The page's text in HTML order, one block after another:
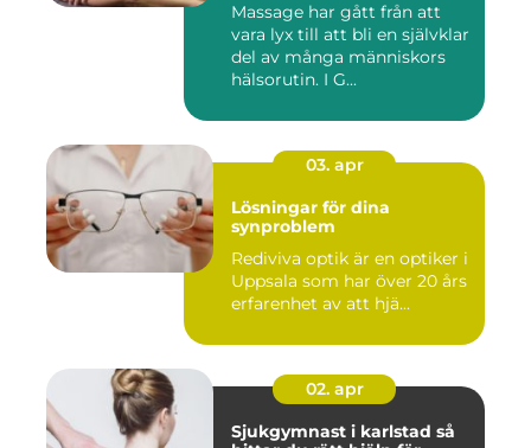
Massage har gått från att
vara lyx till att bli en självklar
del av många människors
hälsorutin. I G...
03. apr
Lösningar för dina
synproblem
Rediviva optik är en optiker i
Uppsala som har över 20 års
erfarenhet av att hjä...
02. apr
Sjukgymnast i karlstad så